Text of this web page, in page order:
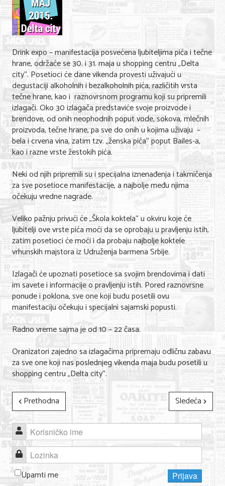
Shopping
Sve za venčanje
Sve za decu
Gastronomija
Kuća i bašta
Zdravlje i medicina
Sport i rekreacija
Hobi i razonoda
ADRESAR
Posao
Usluge
Nega lica i tela
Shopping
Sve za venčanje
Sve za decu
Kuća i bašta
Gastronomija
Sport i rekreacija
Zdravlje i medicina
Hobi i razonoda
UPIS FIRMI
MARKETING
KONTAKT
Drink expo – manifestacija posvećena ljubiteljima pića i tečne
hrane, održaće se 30. i 31. maja u shopping centru „Delta
city“. Posetioci će dane vikenda provesti uživajući u
degustaciji alkoholnih i bezalkoholnih pića, različitih vrsta
tečne hrane, kao i raznovrsnom programu koji su pripremili
izlagači. Oko 30 izlagača predstaviće svoje proizvode i
brendove, od onih neophodnih poput vode, sokova, mlečnih
proizvoda, tečne hrane, pa sve do onih u kojima uživaju –
bela i crvena vina, zatim tzv. „ženska pića“ poput Bailes-a,
kao i razne vrste žestokih pića.
Neki od njih pripremili su i specijalna iznenađenja i takmičenja
za sve posetioce manifestacije, a najbolje među njima
očekuju vredne nagrade.
Veliko pažnju privući će „Škola koktela“ u okviru koje će
ljubitelji ove vrste pića moći da se oprobaju u pravljenju istih,
zatim posetioci će moći i da probaju najbolje koktele
vrhunskih majstora iz Udruženja barmena Srbije.
Izlagači će upoznati posetioce sa svojim brendovima i dati
im savete i informacije o pravljenju istih. Pored raznovrsne
ponude i poklona, sve one koji budu posetili ovu
manifestaciju očekuju i specijalni sajamski popusti.
Radno vreme sajma je od 10 – 22 časa.
Oranizatori zajedno sa izlagačima pripremaju odličnu zabavu
za sve one koji nas poslednjeg vikenda maja budu posetili u
shopping centru „Delta city“.
Prethodna
Sledeća
Korisničko ime
Lozinka
Upamti me
Prijava